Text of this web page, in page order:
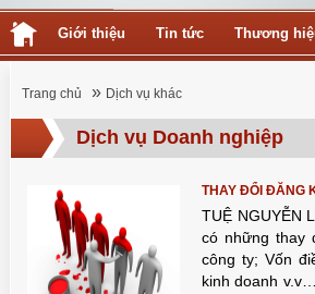
Giới thiệu Tin tức Thương
Trang chủ » Dịch vụ khác
Dịch vụ Doanh nghiệp
THAY ĐỔI ĐĂNG
TUỆ NGUYỄN
có những thay
công ty; Vốn
kinh doanh